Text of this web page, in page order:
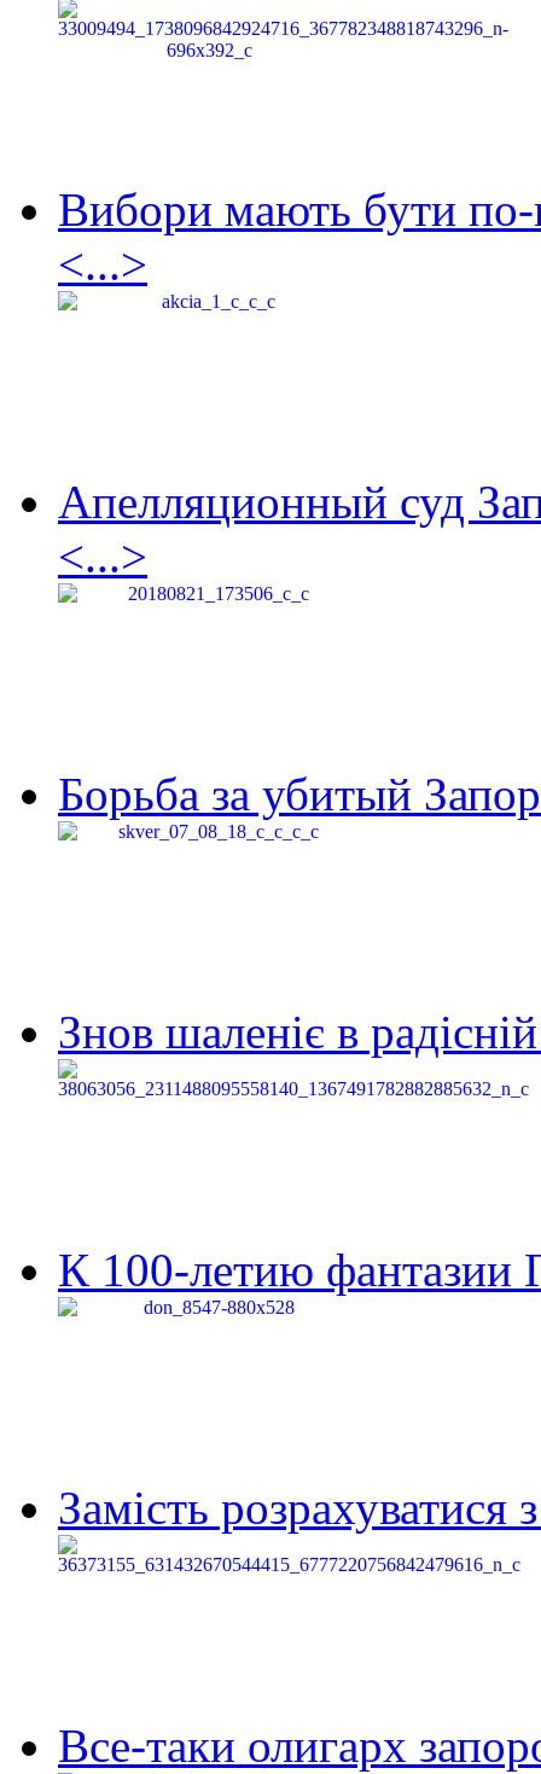
Вибори мають бути по-
<...>
Апелляционный суд
<...>
Борьба за убитый
Знов шаленіє в
К 100-летию фантазии
Замість
Все-таки олигарх